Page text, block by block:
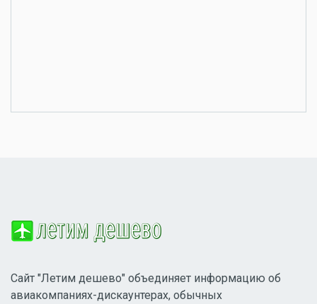
Сайт "Летим дешево" объединяет информацию об
авиакомпаниях-дискаунтерах, обычных